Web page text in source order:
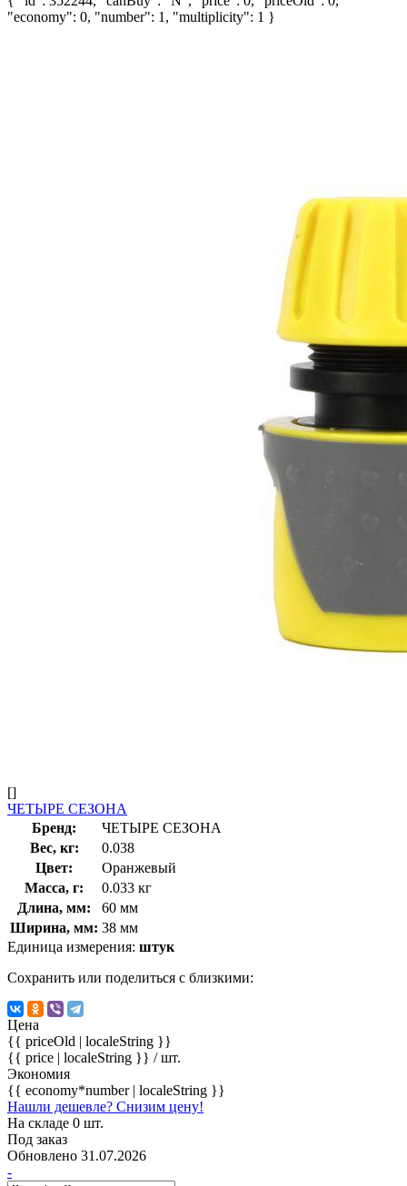
"economy": 0, "number": 1, "multiplicity": 1 }
[]
ЧЕТЫРЕ СЕЗОНА
Бренд:
ЧЕТЫРЕ СЕЗОНА
Вес, кг:
0.038
Цвет:
Оранжевый
Масса, г:
0.033 кг
Длина, мм:
60 мм
Ширина, мм: 38 мм
Единица измерения: штук
Сохранить или поделиться с близкими:
Цена
{{ priceOld | localeString }}
{{ price | localeString }} / шт.
Экономия
{{ economy*number | localeString }}
Нашли дешевле? Снизим цену!
На складе 0 шт.
Под заказ
Обновлено 31.07.2026
-